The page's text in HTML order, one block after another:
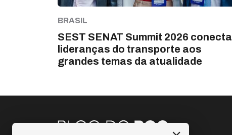
BRASIL
SEST SENAT Summit 2026 conecta
lideranças do transporte aos
grandes temas da atualidade